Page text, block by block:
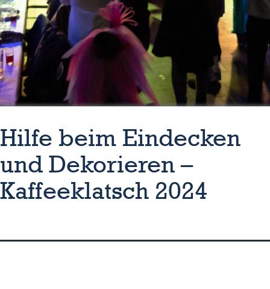
Hilfe beim Eindecken
und Dekorieren –
Kaffeeklatsch 2024